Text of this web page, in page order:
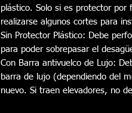
plástico. Solo si es protector por
realizarse algunos cortes para
Sin Protector Plástico: Debe
para poder sobrepasar el
Con Barra antivuelco de Lujo:
barra de lujo (dependiendo del
nuevo. Si traen elevadores, no